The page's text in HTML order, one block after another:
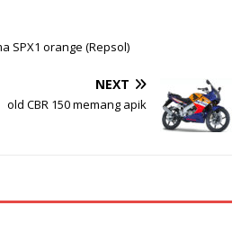
SPX1 orange (Repsol)
NEXT
old CBR 150 memang apik